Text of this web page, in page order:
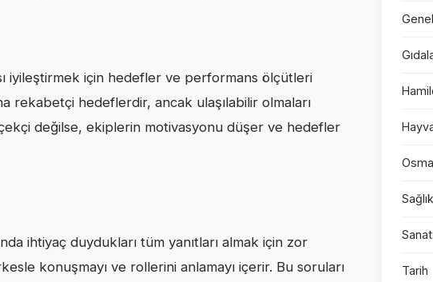
iyileştirmek için hedefler ve performans ölçütleri
rekabetçi hedeflerdir, ancak ulaşılabilir olmaları
değilse, ekiplerin motivasyonu düşer ve hedefler
ihtiyaç duydukları tüm yanıtları almak için zor
konuşmayı ve rollerini anlamayı içerir. Bu soruları
Sağlık
Sanat
Tarih